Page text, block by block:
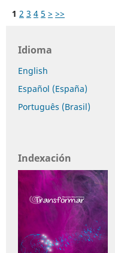
1 2 3 4 5 > >>
Idioma
English
Español (España)
Português (Brasil)
Indexación